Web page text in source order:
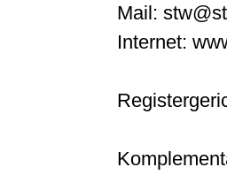
Mail:
Internet: